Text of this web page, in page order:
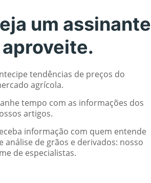
um assinante
aproveite.
tendências de preços do
agrícola.
tempo com as informações dos
artigos.
informação com quem entende
análise de grãos e derivados: nosso
de especialistas.